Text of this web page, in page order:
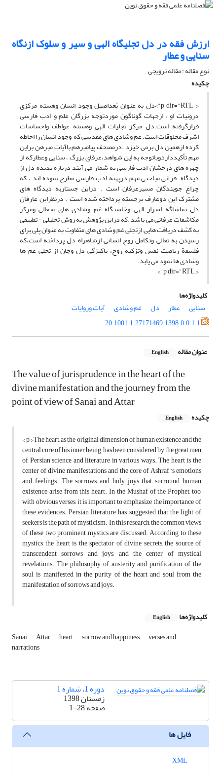
ارزش فقه در دل تجلیگاه الهی و سیر و سلوک ازنگاه
سنایی و عطار
نوع مقاله : مقاله ترویجی
چکیده
< p dir="RTL">دل به عنوان بُعداصیل وجود انسان وهسته مرکزی
درونیات او ، ازجهات گوناگون موردتوجه بزرگان علم و ادب فارسی
قرارگرفته است.دل مرکز تجلیات الهی وهسته عواطف واحساسات
اشرف مخلوقات است. غم وشادی های مقدسی که وجود انسان را احاطه
کرده ازهمین دل برمی خیزد .درمصحف پیامبرهم باآیات مبرهن براین
مهم تأکیدداردوباتوجه به این شواهد،عرفای بزرگ ، سنایی وعطارکه از
چهره های درخشان ادب فارسی به شمار می آیند درباره پدیده دل از
دیدگاه قرآنی مباحثی مهم درپهنة ادب فارسی مطرح نموده اند ، که
چراغ جویندگان مسیرعرفان است . دراین جستاربه دیدگاه های
مشترک این دوعارف برجسته پرداخته شده است . درنظراین عارفان
دل تماشاگه اسرار الهی وخاستگاه غم وشادی های متعالی ومرکز
مکاشفات عرفانی می باشد .که دراین پژوهش به روش تحلیلی - تطبیقی
به کشف دریافت هایی ازتجلی غم وشادی های متفاوت به عنوان پلی برای
رسیدن به تعالی وتکامل روح انسانی ازشاهراه دل پرداخته است،که
فلسفة ریاضت نفس وتزکیه روح، پاکیزگی دل وجان از تجلی غم ها
وشادی ها نمود می یابد.
< p dir="RTL">
کلیدواژه‌ها
سنایی
عطار دل غم وشادی
آیات وروایات
20.1001.1.27171469.1398.0.0.1.1
عنوان مقاله English
The value of jurisprudence in the heart of the
divine manifestation and the journey from the
point of view of Sanai and Attar
چکیده English
< p >The heart, as the original dimension of human existence and the
central core of his inner being, has been considered by the great men
of Persian science and literature in various ways. The heart is the
center of divine manifestations and the core of Ashraf''s emotions
and feelings. The sorrows and holy joys that surround human
existence arise from this heart. In the Mushaf of the Prophet, too,
with obvious verses, it is important to emphasize the importance of
these evidences. Persian literature has suggested that the light of
seekers is the path of mysticism. In this research, the common views
of these two prominent mystics are discussed. According to these
mystics, the heart is the spectator of divine secrets, the source of
transcendent sorrows and joys, and the center of mystical
revelations. The philosophy of austerity and purification of the
soul is manifested in the purity of the heart and soul from the
manifestation of sorrows and joys.
کلیدواژه‌ها English
Sanai Attar heart sorrow and happiness verses and
narrations
دوره 1، شماره 1
زمستان 1398
صفحه1-28
فایل ها